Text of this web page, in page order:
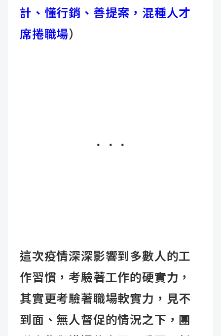
計、懂行銷、善提案，混種人才
席捲職場）
．．．
這次疫情深深影響到多數人的工
作習慣，考驗著工作的硬實力，
其實更考驗著職場軟實力，見不
到面、無人督促的情況之下，團